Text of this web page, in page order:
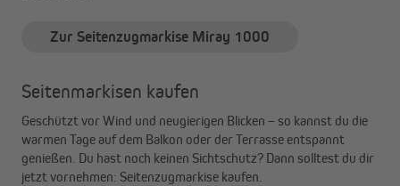
Zur Seitenzugmarkise Miray 1000
Seitenmarkisen kaufen
Geschützt vor Wind und neugierigen Blicken – so kannst du die
warmen Tage auf dem Balkon oder der Terrasse entspannt
genießen. Du hast noch keinen Sichtschutz? Dann solltest du dir
jetzt vornehmen: Seitenzugmarkise kaufen.